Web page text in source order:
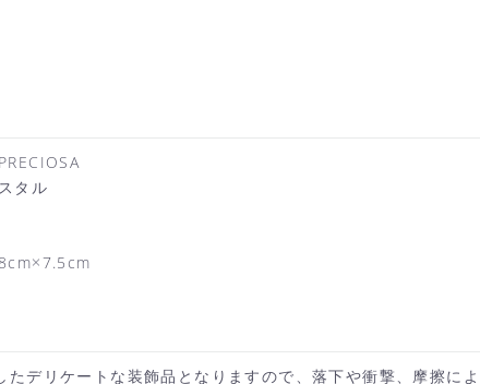
タル
たデリケートな装飾品となりますので、落下や衝撃、摩擦に